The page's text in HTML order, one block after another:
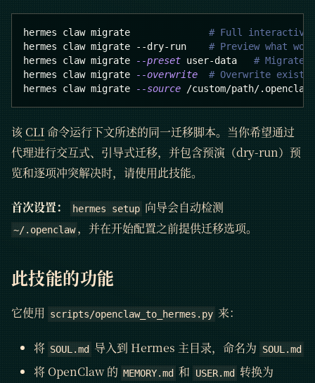
hermes claw migrate # Full interactive
hermes claw migrate --dry-run # Preview what
hermes claw migrate
--preset user-data # Migrate
hermes claw migrate
--overwrite
# Overwrite
hermes claw migrate
--source /custom/path/
该 CLI命令运行下文所述的同一迁移脚本。当你希望通过
代理进行交互式、引导式迁移，并包含预演（dry-run）预
览和逐项冲突解决时，请使用此技能。
首次设置： hermes setup 向导会自动检测
~/.openclaw ，并在开始配置之前提供迁移选项。
此技能的功能
它使用 scripts/openclaw_to_hermes.py 来：
将 SOUL.md 导入到 Hermes 主目录，命名为 SOUL.md
将 OpenClaw 的 MEMORY.md 和 USER.md
转换为